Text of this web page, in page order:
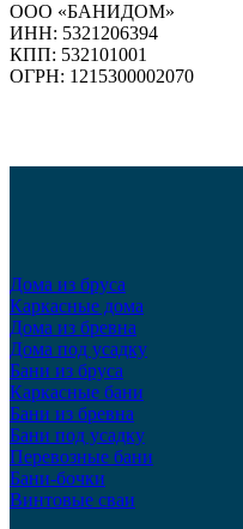
ООО «БАНИДОМ»
ИНН: 5321206394
КПП: 532101001
ОГРН: 1215300002070
Дома из бруса
Каркасные дома
Дома из бревна
Дома под усадку
Бани из бруса
Каркасные бани
Бани из бревна
Бани под усадку
Перевозные бани
Бани-бочки
Винтовые сваи